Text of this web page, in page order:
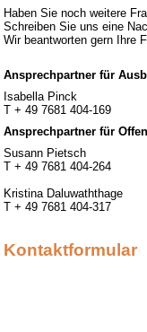
Haben Sie noch weitere
Schreiben Sie uns eine
Wir beantworten gern Ihre
Ansprechpartner für
Isabella Pinck
T + 49 7681 404-169
Ansprechpartner für
Susann Pietsch
T + 49 7681 404-264
Kristina Daluwaththage
T + 49 7681 404-317
Kontaktformular